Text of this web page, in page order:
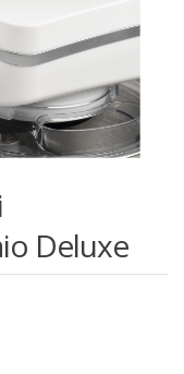
Deluxe